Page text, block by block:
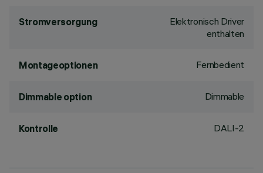
Stromversorgung
Elektronisch Driver
enthalten
Montageoptionen Fernbedient
Dimmable option Dimmable
Kontrolle DALI-2